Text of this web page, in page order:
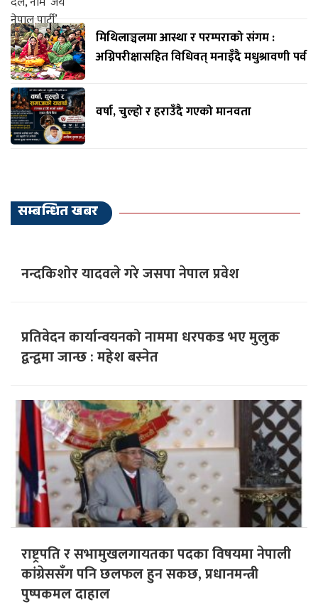
मिथिलाञ्चलमा आस्था र परम्पराको संगम :
अग्निपरीक्षासहित विधिवत् मनाइँदै मधुश्रावणी पर्व
वर्षा, चुल्हो र हराउँदै गएको मानवता
सम्बन्धित खबर
नन्दकिशोर यादवले गरे जसपा नेपाल प्रवेश
प्रतिवेदन कार्यान्वयनको नाममा धरपकड भए मुलुक
द्वन्द्वमा जान्छ : महेश बस्नेत
राष्ट्रपति र सभामुखलगायतका पदका विषयमा नेपाली
कांग्रेससँग पनि छलफल हुन सकछ, प्रधानमन्त्री
पुष्पकमल दाहाल